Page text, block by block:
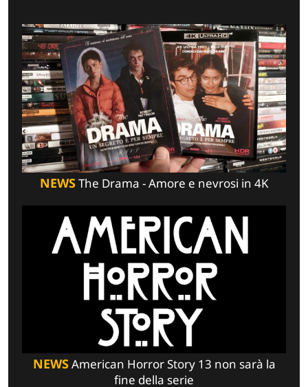
NEWSThe Drama - Amore e nevrosi in 4K
NEWSAmerican Horror Story 13 non sarà la
fine della serie